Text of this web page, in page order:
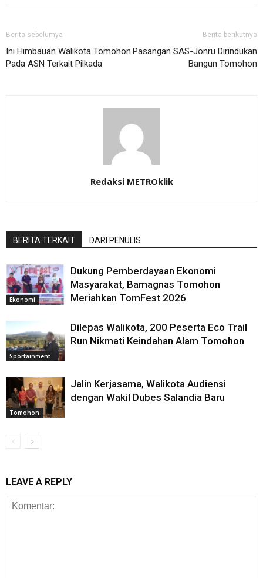
Berita sebelumya
Ini Himbauan Walikota Tomohon
Pada ASN Terkait Pilkada
Berita berikutnya
Pasangan SAS-Jonru Dirindukan
Bangun Tomohon
Redaksi METROklik
BERITA TERKAIT DARI PENULIS
Ekonomi
Dukung Pemberdayaan Ekonomi
Masyarakat, Bamagnas Tomohon
Meriahkan TomFest 2026
Sportainment
Dilepas Walikota, 200 Peserta Eco Trail
Run Nikmati Keindahan Alam Tomohon
Tomohon
Jalin Kerjasama, Walikota Audiensi
dengan Wakil Dubes Salandia Baru
LEAVE A REPLY